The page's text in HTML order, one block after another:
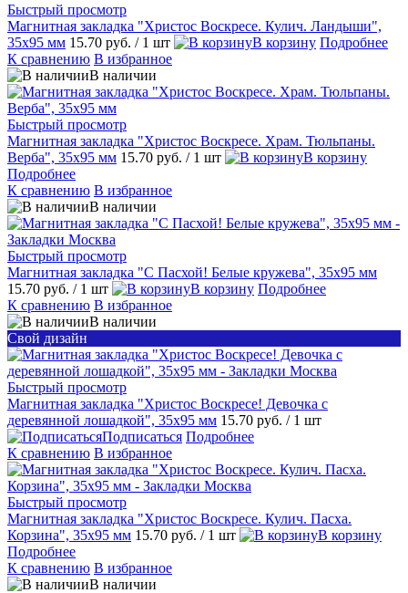
Быстрый просмотр
Магнитная закладка "Христос Воскресе. Кулич. Ландыши",
35х95 мм 15.70 руб. / 1 шт В корзину Подробнее
К сравнению В избранное
В наличии
Быстрый просмотр
Магнитная закладка "Христос Воскресе. Храм. Тюльпаны.
Верба", 35х95 мм 15.70 руб. / 1 шт
В корзину
Подробнее
К сравнению В избранное
В наличии
Быстрый просмотр
Магнитная закладка "С Пасхой! Белые кружева", 35х95 мм
15.70 руб. / 1 шт В корзину Подробнее
К сравнению В избранное
В наличии
Свой дизайн
Быстрый просмотр
Магнитная закладка "Христос Воскресе! Девочка с
деревянной лошадкой", 35х95 мм 15.70 руб. / 1 шт
Подписаться Подробнее
К сравнению В избранное
Быстрый просмотр
Магнитная закладка "Христос Воскресе. Кулич. Пасха.
Корзина", 35х95 мм 15.70 руб. / 1 шт
В корзину
Подробнее
К сравнению В избранное
В наличии